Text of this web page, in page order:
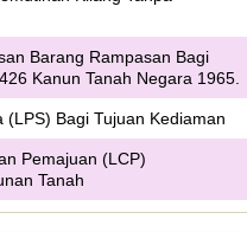
Barang Rampasan Bagi
Kanun Tanah Negara 1965.
Bagi Tujuan Kediaman
Pemajuan (LCP)
Tanah